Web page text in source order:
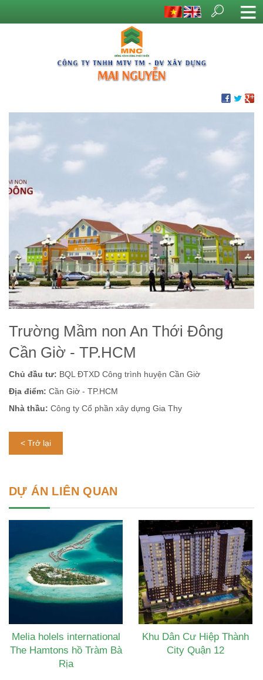
Trường Mầm non An Thới Đông
Cần Giờ - TP.HCM
Chủ đầu tư: BQL ĐTXD Công trình huyện Cần Giờ
Địa điểm: Cần Giờ - TP.HCM
Nhà thầu: Công ty Cổ phần xây dựng Gia Thy
< Trở lại
DỰ ÁN LIÊN QUAN
Melia holels international
The Hamtons hồ Tràm Bà
Rịa
Khu Dân Cư Hiệp Thành
City Quận 12